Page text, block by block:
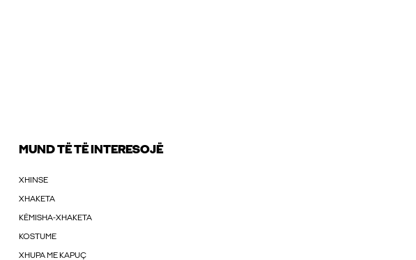
MUND TË TË INTERESOJË
XHINSE
XHAKETA
KËMISHA-XHAKETA
KOSTUME
XHUPA ME KAPUÇ